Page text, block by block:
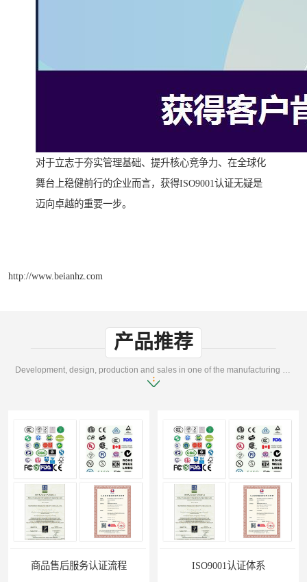
对于立志于夯实管理基础、提升核心竞争力、在全球化
舞台上稳健前行的企业而言，获得ISO9001认证无疑是
迈向卓越的重要一步。
http://www.beianhz.com
产品推荐
商品售后服务认证流程 ISO9001认证体系